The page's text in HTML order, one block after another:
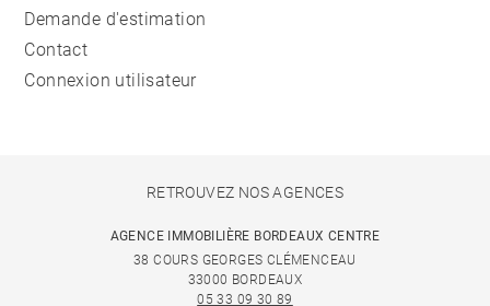
Demande d'estimation
Contact
Connexion utilisateur
RETROUVEZ NOS AGENCES
AGENCE IMMOBILIÈRE BORDEAUX CENTRE
38 COURS GEORGES CLÉMENCEAU
33000 BORDEAUX
05 33 09 30 89